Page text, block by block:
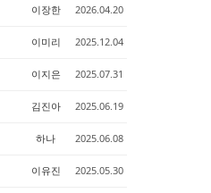
이장한 2026.04.20
이미리 2025.12.04
이지은 2025.07.31
김진아 2025.06.19
하나 2025.06.08
이유진 2025.05.30